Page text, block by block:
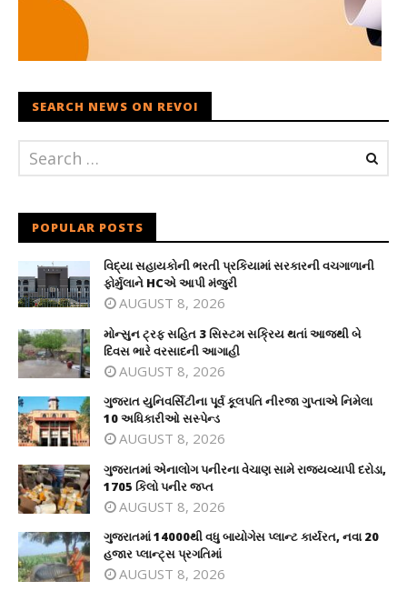
SEARCH NEWS ON REVOI
POPULAR POSTS
વિદ્યા સહાયકોની ભરતી પ્રકિયામાં સરકારની વચગાળાની
ફોર્મુલાને HCએ આપી મંજુરી
AUGUST 8, 2026
મોન્સુન ટ્રફ સહિત 3 સિસ્ટમ સક્રિય થતાં આજથી બે
દિવસ ભારે વરસાદની આગાહી
AUGUST 8, 2026
ગુજરાત યુનિવર્સિટીના પૂર્વ કૂલપતિ નીરજા ગુપ્તાએ નિમેલા
10 અધિકારીઓ સસ્પેન્ડ
AUGUST 8, 2026
ગુજરાતમાં એનાલોગ પનીરના વેચાણ સામે રાજ્યવ્યાપી દરોડા,
1705 કિલો પનીર જપ્ત
AUGUST 8, 2026
ગુજરાતમાં 14000થી વધુ બાયોગેસ પ્લાન્ટ કાર્યરત, નવા 20
હજાર પ્લાન્ટ્સ પ્રગતિમાં
AUGUST 8, 2026